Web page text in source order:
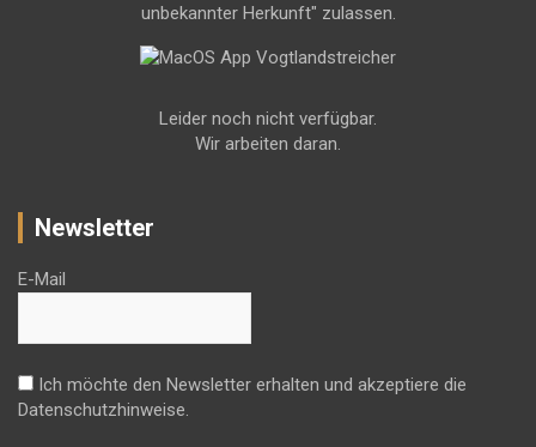
unbekannter Herkunft" zulassen.
Leider noch nicht verfügbar.
Wir arbeiten daran.
Newsletter
E-Mail
Ich möchte den Newsletter erhalten und akzeptiere die
Datenschutzhinweise.